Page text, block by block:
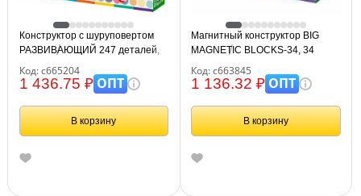
Конструктор с шуруповертом
РАЗВИВАЮЩИЙ 247 деталей,
Код: с665204
1 436.75 ₽ОПТ
В корзину
Магнитный конструктор BIG
MAGNETIC BLOCKS-34, 34
BRAUBERG KIDS, 663845
Код: с663845
1 136.32 ₽ОПТ
В корзину